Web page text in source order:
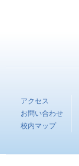
アクセス
お問い合わせ
校内マップ